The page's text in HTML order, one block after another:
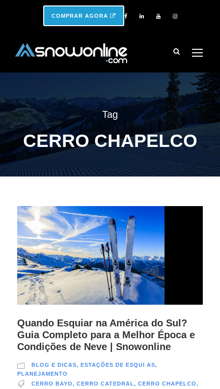
COMPRAR AGORA
Tag
CERRO CHAPELCO
Quando Esquiar na América do Sul?
Guia Completo para a Melhor Época e
Condições de Neve | Snowonline
BLOG E DICAS, ESTAÇÕES DE ESQUI AS,
PLANEJAMENTO
CERRO BAYO, CERRO CATEDRAL, CERRO CHAPELCO,